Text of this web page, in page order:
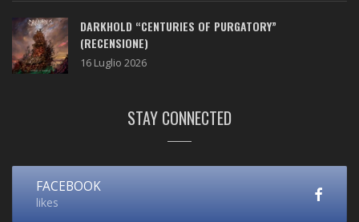
DARKHOLD “CENTURIES OF PURGATORY”
(RECENSIONE)
16 Luglio 2026
STAY CONNECTED
FACEBOOK
likes